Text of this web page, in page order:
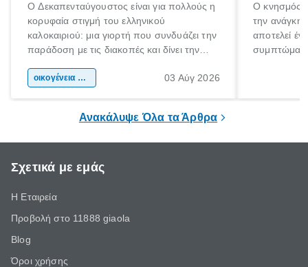
Ο Δεκαπενταύγουστος είναι για πολλούς η
κορυφαία στιγμή του ελληνικού
καλοκαιριού: μια γιορτή που συνδυάζει την
παράδοση με τις διακοπές και δίνει την
χώρας. Είτε πρόκειται για λίγες μέρες
οικογένεια & παιδί 03 Αύγ 2026
Ο κνησμός
την ανάγκη
αποτελεί
Ανακάλυψε Όλα τα Άρθρα
Σχετικά με εμάς
Η Εταιρεία
Προβολή στο 11888 giaola
Blog
Όροι χρήσης